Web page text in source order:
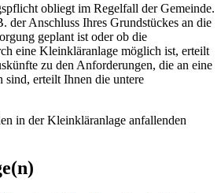
obliegt im Regelfall der Gemeinde.
der Anschluss Ihres Grundstückes an die
geplant ist oder ob die
eine Kleinkläranlage möglich ist, erteilt
zu den Anforderungen, die an eine
sind, erteilt Ihnen die untere
in der Kleinkläranlage anfallenden